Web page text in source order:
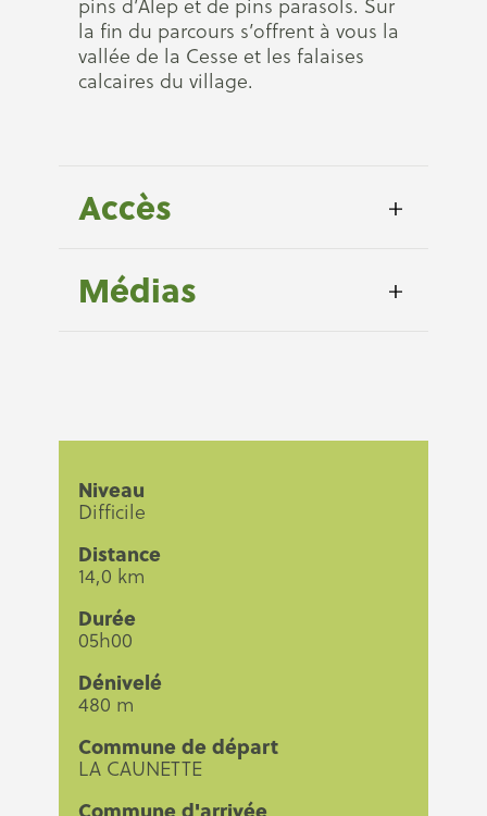
pins d’Alep et de pins parasols. Sur
la fin du parcours s’offrent à vous la
vallée de la Cesse et les falaises
calcaires du village.
Accès
Médias
Niveau
Difficile
Distance
14,0 km
Durée
05h00
Dénivelé
480 m
Commune de départ
LA CAUNETTE
Commune d'arrivée